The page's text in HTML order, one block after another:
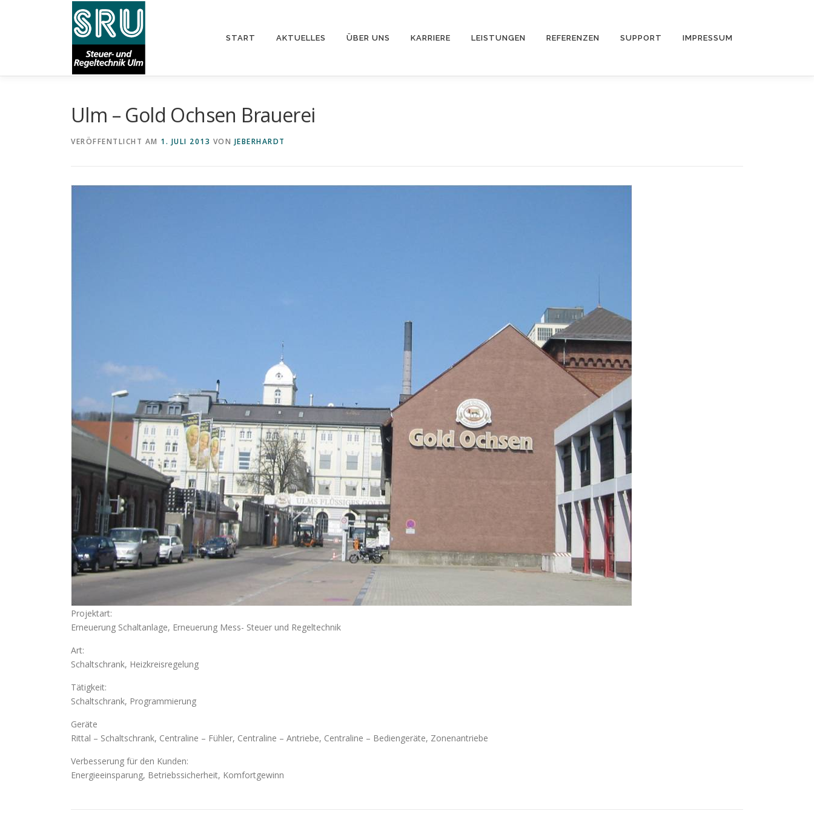
START AKTUELLES ÜBER UNS KARRIERE LEISTUNGEN REFERENZEN SUPPORT IMPRESSUM
Ulm – Gold Ochsen Brauerei
VERÖFFENTLICHT AM 1. JULI 2013 VON JEBERHARDT
Projektart:
Erneuerung Schaltanlage, Erneuerung Mess- Steuer und Regeltechnik
Art:
Schaltschrank, Heizkreisregelung
Tätigkeit:
Schaltschrank, Programmierung
Geräte
Rittal – Schaltschrank, Centraline – Fühler, Centraline – Antriebe, Centraline – Bediengeräte, Zonenantriebe
Verbesserung für den Kunden:
Energieeinsparung, Betriebssicherheit, Komfortgewinn